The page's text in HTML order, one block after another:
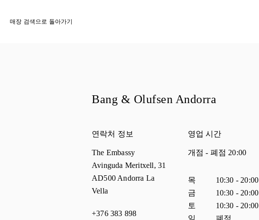
매장 검색으로 돌아가기
Bang & Olufsen Andorra
연락처 정보
The Embassy
Avinguda Meritxell, 31
AD500 Andorra La
Vella
+376 383 898
영업 시간
개점- 폐점 20:00
요일 시간
목 10:30 - 20:00
금
10:30 - 20:00
토
10:30 - 20:00
일
폐점